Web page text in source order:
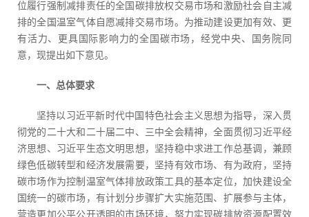
位履行强制减排责任的全国碳排放权交易市场和激励社会自主减
排的全国温室气体自愿减排交易市场。为推动建设更加有效、更
有活力、更具国际影响力的全国碳市场，经党中央、国务院同
意，现提出如下意见。
一、总体要求
坚持以习近平新时代中国特色社会主义思想为指导，深入贯
彻党的二十大和二十届二中、三中全会精神，全面贯彻习近平经
济思想、习近平生态文明思想，坚持稳中求进工作总基调，兼顾
绿色低碳转型和经济发展需要，坚持有效市场、有为政府，坚持
碳市场作为控制温室气体排放政策工具的基本定位，加快建设全
国统一的碳市场，有计划分步骤扩大实施范围、扩展参与主体，
营造更加公平公开透明的市场环境，努力实现碳排放资源配置效